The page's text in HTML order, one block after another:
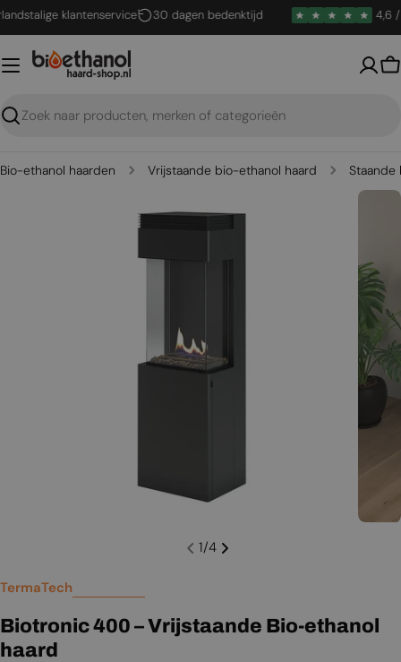
Ga
naar
inhoud
klantenservice 30 dagen bedenktijd 4,6 / 5
Zoeken
Bio-ethanol haarden Vrijstaande bio-ethanol haard Staande
Open media 0 in een venster Open
1/4
TermaTech
Biotronic 400 – Vrijstaande Bio-ethanol
haard